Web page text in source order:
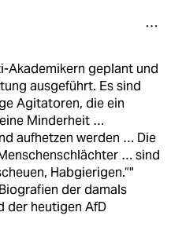
Akademikern geplant und
ausgeführt. Es sind
Agitatoren, die ein
Minderheit …
aufhetzen werden … Die
… sind
Habgierigen.“"
der damals
der heutigen AfD